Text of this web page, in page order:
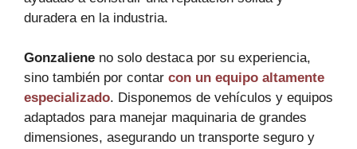
duradera en la industria.
Gonzaliene no solo destaca por su experiencia,
sino también por contar con un equipo altamente
especializado. Disponemos de vehículos y equipos
adaptados para manejar maquinaria de grandes
dimensiones, asegurando un transporte seguro y